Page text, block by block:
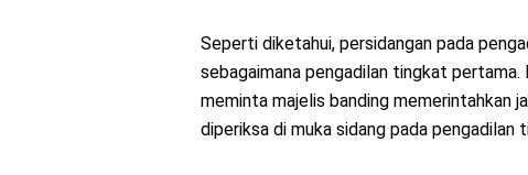
Seperti diketahui, persidangan pada
sebagaimana pengadilan tingkat
meminta majelis banding memerintahkan
diperiksa di muka sidang pada pengadilan